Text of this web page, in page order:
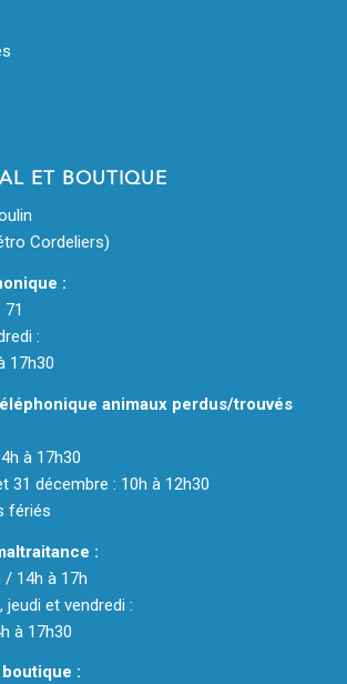
ET BOUTIQUE
Cordeliers)
:
:
17h30
animaux perdus/trouvés
à 17h30
31 décembre : 10h à 12h30
fériés
:
/ 14h à 17h
jeudi et vendredi :
à 17h30
: